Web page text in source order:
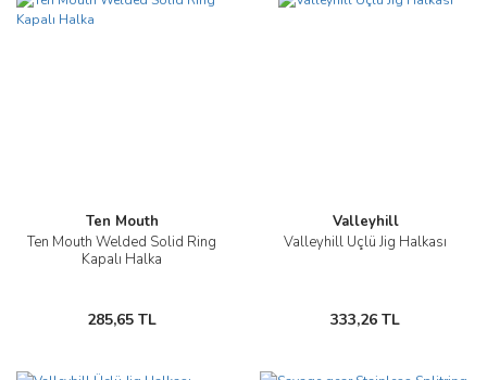
Ten Mouth
Ten Mouth Welded Solid Ring
Kapalı Halka
285,65 TL
Valleyhill
Valleyhill Üçlü Jig Halkası
333,26 TL